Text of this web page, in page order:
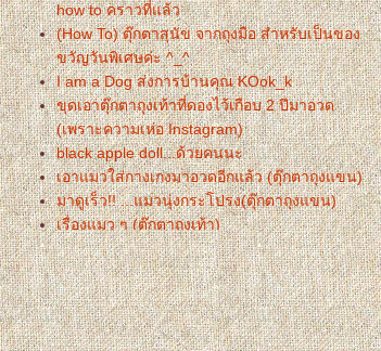
how to คราวที่แล้ว
(How To) ตุ๊กตาสุนัข จากถุงมือ สำหรับเป็นของ
ขวัญวันพิเศษค่ะ ^_^
I am a Dog ส่งการบ้านคุณ KOok_k
ขุดเอาตุ๊กตาถุงเท้าที่ดองไว้เกือบ 2 ปีมาอวด
(เพราะความเห่อ Instagram)
black apple doll...ด้วยคนนะ
เอาแมวใส่กางเกงมาอวดอีกแล้ว (ตุ๊กตาถุงแขน)
มาดูเร็ว!! ...แมวนุ่งกระโปรง(ตุ๊กตาถุงแขน)
เรื่องแมว ๆ (ตุ๊กตาถุงเท้า)
ไดโน...สีหวาน ๆ (ตุ๊กตาถุงเท้า)
กบ..โอ๊บ ๆ (ตุ๊กตาถุงเท้า)
ทารกน้อย (ตุ๊กตาถุงเท้า)
น้องหนูพุงป่อง (ตุ๊กตาถุงเท้า)
Boy & Girl